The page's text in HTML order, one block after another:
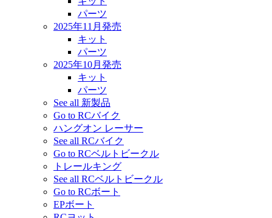
パーツ
2025年11月発売
キット
パーツ
2025年10月発売
キット
パーツ
See all 新製品
Go to RCバイク
ハングオン レーサー
See all RCバイク
Go to RCベルトビークル
トレールキング
See all RCベルトビークル
Go to RCボート
EPボート